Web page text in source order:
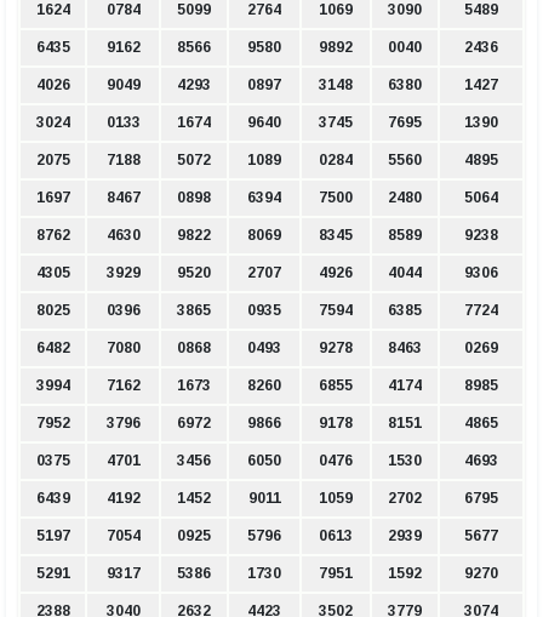
1624 0784 5099 2764 1069 3090 5489
6435 9162 8566 9580 9892 0040 2436
4026 9049 4293 0897 3148 6380 1427
3024 0133 1674 9640 3745 7695 1390
2075 7188 5072 1089 0284 5560 4895
1697 8467 0898 6394 7500 2480 5064
8762 4630 9822 8069 8345 8589 9238
4305 3929 9520 2707 4926 4044 9306
8025 0396 3865 0935 7594 6385 7724
6482 7080 0868 0493 9278 8463 0269
3994 7162 1673 8260 6855 4174 8985
7952 3796 6972 9866 9178 8151 4865
0375 4701 3456 6050 0476 1530 4693
6439 4192 1452 9011 1059 2702 6795
5197 7054 0925 5796 0613 2939 5677
5291 9317 5386 1730 7951 1592 9270
2388 3040 2632 4423 3502 3779 3074